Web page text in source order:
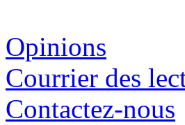
Opinions
Courrier des
Contactez-nous